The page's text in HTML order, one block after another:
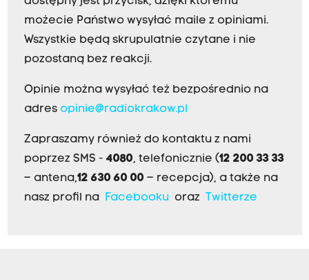
możecie Państwo wysyłać maile z opiniami.
Wszystkie będą skrupulatnie czytane i nie
pozostaną bez reakcji.
Opinie można wysyłać też bezpośrednio na
adres opinie@radiokrakow.pl
Zapraszamy również do kontaktu z nami
poprzez SMS - 4080, telefonicznie (12 200 33 33
– antena,12 630 60 00 – recepcja), a także na
nasz profil na
Facebookuoraz Twitterze